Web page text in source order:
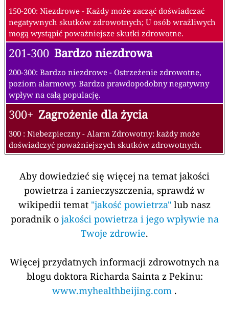
150-200: Niezdrowe - Każdy może zacząć doświadczać
negatywnych skutków zdrowotnych; U osób wrażliwych
mogą wystąpić poważniejsze skutki zdrowotne.
201-300 Bardzo niezdrowa
200-300: Bardzo niezdrowe - Ostrzeżenie zdrowotne,
poziom alarmowy. Bardzo prawdopodobny negatywny
wpływ na całą populację.
300+ Zagrożenie dla życia
300 : Niebezpieczny - Alarm Zdrowotny: każdy może
doświadczyć poważniejszych skutków zdrowotnych.
Aby dowiedzieć się więcej na temat jakości
powietrza i zanieczyszczenia, sprawdź w
wikipedii temat "jakość powietrza" lub nasz
poradnik o jakości powietrza i jego wpływie na
Twoje zdrowie.
Więcej przydatnych informacji zdrowotnych na
blogu doktora Richarda Sainta z Pekinu:
www.myhealthbeijing.com .